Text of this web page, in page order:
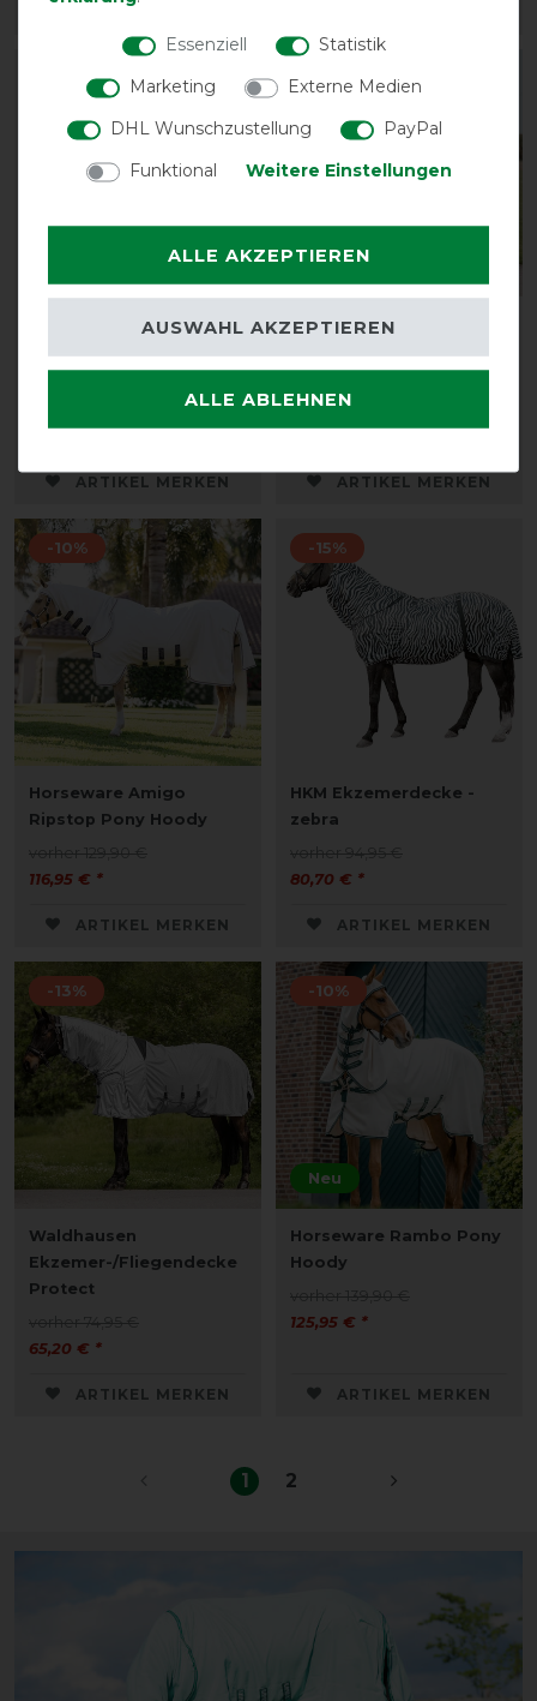
ARTIKEL MERKEN
Boett Ekzemerdecke
(Größe 85 - 115)
ARTIKEL MERKEN
-13%
Waldhausen
56,50 € *
ARTIKEL MERKEN
-10%
Horseware Amigo
Ripstop Pony Hoody
116,95 € *
ARTIKEL MERKEN
-15%
HKM Ekzemerdecke -
zebra
80,70 € *
ARTIKEL MERKEN
-13%
Waldhausen
Ekzemer-/Fliegendecke
Protect
65,20 € *
ARTIKEL MERKEN
Neu
-10%
Horseware Rambo Pony
Hoody
125,95 € *
ARTIKEL MERKEN
1 2
Essenziell
Statistik
Marketing
Externe Medien
DHL Wunschzustellung
PayPal
Funktional
Weitere Einstellungen
ALLE AKZEPTIEREN
ALLE ABLEHNEN
AUSWAHL AKZEPTIEREN